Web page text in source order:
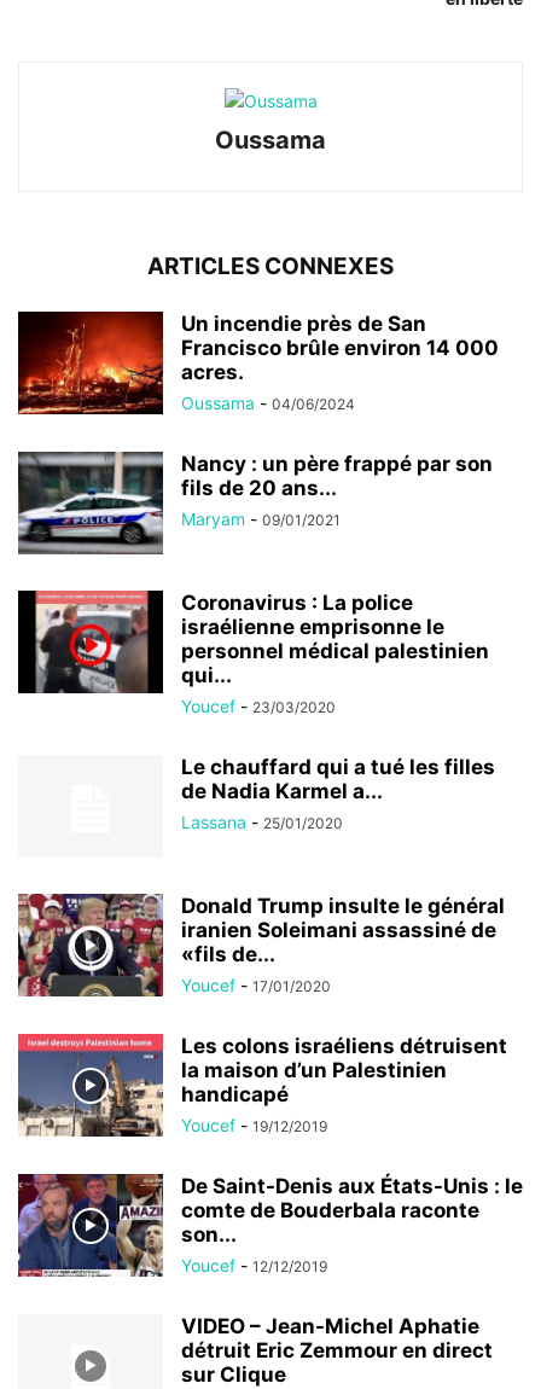
Oussama
ARTICLES CONNEXES
Un incendie près de San
Francisco brûle environ 14 000
acres.
Oussama - 04/06/2024
Nancy : un père frappé par son
fils de 20 ans...
Maryam - 09/01/2021
Coronavirus : La police
israélienne emprisonne le
personnel médical palestinien
qui...
Youcef - 23/03/2020
Le chauffard qui a tué les filles
de Nadia Karmel a...
Lassana - 25/01/2020
Donald Trump insulte le général
iranien Soleimani assassiné de
«fils de...
Youcef - 17/01/2020
Les colons israéliens détruisent
la maison d’un Palestinien
handicapé
Youcef - 19/12/2019
De Saint-Denis aux États-Unis : le
comte de Bouderbala raconte
son...
Youcef - 12/12/2019
VIDEO – Jean-Michel Aphatie
détruit Eric Zemmour en direct
sur Clique